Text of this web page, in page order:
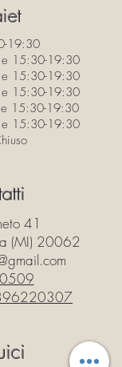
19:30
15:30-19:30
15:30-19:30
15:30-19:30
15:30-19:30
15:30-19:30
41
(MI) 20062